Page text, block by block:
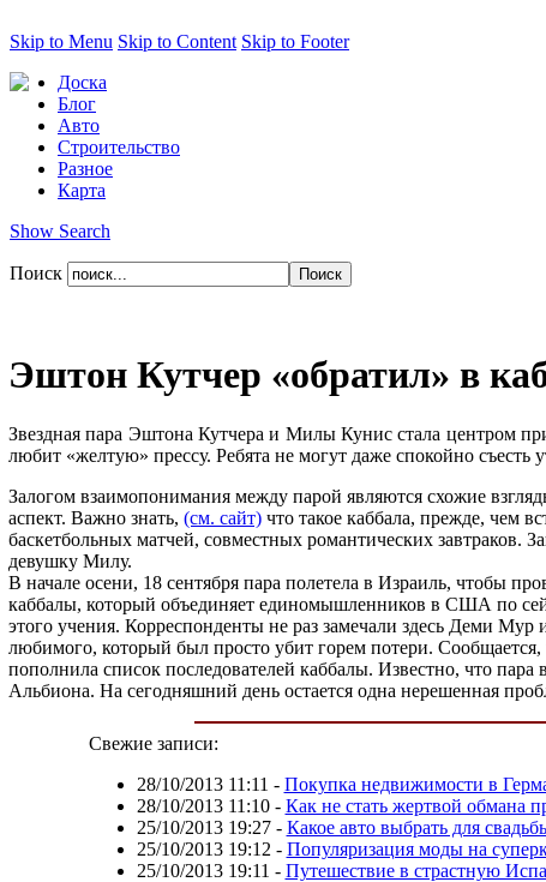
Skip to Menu Skip to Content Skip to Footer
Доска
Блог
Авто
Строительство
Разное
Карта
Show Search
Поиск
Эштон Кутчер «обратил» в
Звездная пара Эштона Кутчера и Милы Кунис стала центром
любит «желтую» прессу. Ребята не могут даже спокойно съесть
Залогом взаимопонимания между парой являются схожие
аспект. Важно знать, (см. сайт) что такое каббала, прежде, чем
баскетбольных матчей, совместных романтических
девушку Милу.
В начале осени, 18 сентября пара полетела в Израиль, чтобы
каббалы, который объединяет единомышленников в США по
этого учения. Корреспонденты не раз замечали здесь Деми
любимого, который был просто убит горем потери.
пополнила список последователей каббалы. Известно, что
Альбиона. На сегодняшний день остается одна нерешенная
Свежие записи:
28/10/2013 11:11 - Покупка недвижимости в
28/10/2013 11:10- Как не стать жертвой обмана
25/10/2013 19:27- Какое авто выбрать для
25/10/2013 19:12 - Популяризация моды на
25/10/2013 19:11 - Путешествие в страстную